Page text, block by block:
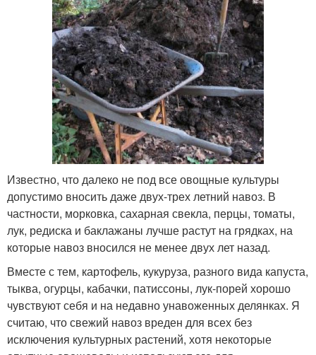
Известно, что далеко не под все овощные культуры
допустимо вносить даже двух-трех летний навоз. В
частности, морковка, сахарная свекла, перцы, томаты,
лук, редиска и баклажаны лучше растут на грядках, на
которые навоз вносился не менее двух лет назад.
Вместе с тем, картофель, кукуруза, разного вида капуста,
тыква, огурцы, кабачки, патиссоны, лук-порей хорошо
чувствуют себя и на недавно унавоженных делянках. Я
считаю, что свежий навоз вреден для всех без
исключения культурных растений, хотя некоторые